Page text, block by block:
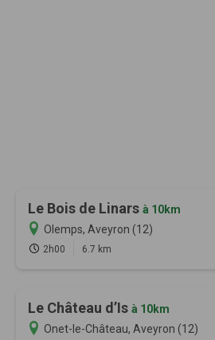
Le Bois de Linars à 10km
Olemps, Aveyron (12)
2h00 6.7 km
Le Château d’Is à 10km
Onet-le-Château, Aveyron (12)